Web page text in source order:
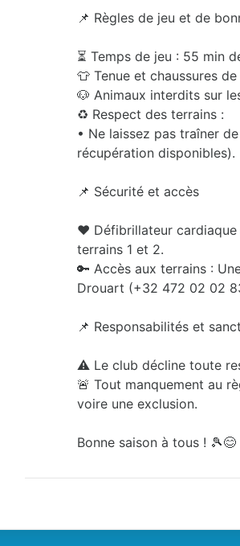
📌 Règles de jeu et de
⏳ Temps de jeu : 55 min
👕 Tenue et chaussures
🐶 Animaux interdits sur
♻️ Respect des terrains :
• Ne laissez pas traîner
récupération disponibles).
📌 Sécurité et accès
❤️ Défibrillateur cardiaque
terrains 1 et 2.
🔑 Accès aux terrains :
Drouart (+32 472 02 02
📌 Responsabilités et
⚠️ Le club décline toute
🚨 Tout manquement au
voire une exclusion.
Bonne saison à tous ! 🎾😊